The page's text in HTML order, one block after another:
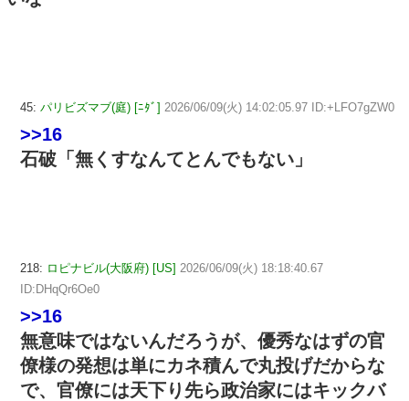
45: パリビズマブ(庭) [ﾆﾀﾞ] 2026/06/09(火) 14:02:05.97 ID:+LFO7gZW0
>>16
石破「無くすなんてとんでもない」
218: ロピナビル(大阪府) [US] 2026/06/09(火) 18:18:40.67
ID:DHqQr6Oe0
>>16
無意味ではないんだろうが、優秀なはずの官
僚様の発想は単にカネ積んで丸投げだからな
で、官僚には天下り先ら政治家にはキックバ